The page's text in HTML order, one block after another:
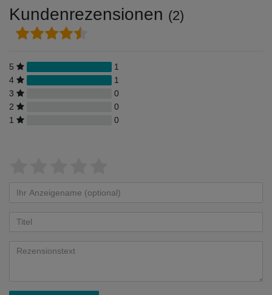
Kundenrezensionen (2)
5
1
4
1
3
0
2
0
1
0